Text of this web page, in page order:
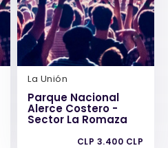
La Unión
Parque Nacional
Alerce Costero -
Sector La Romaza
CLP 3.400 CLP